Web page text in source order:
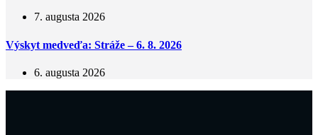
7. augusta 2026
Výskyt medveďa: Stráže – 6. 8. 2026
6. augusta 2026